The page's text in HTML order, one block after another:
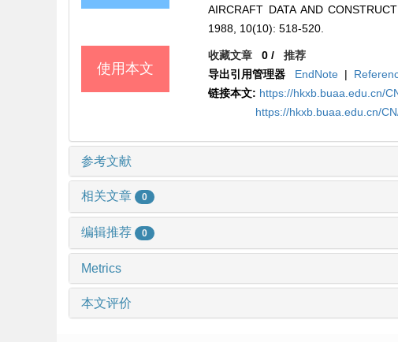
AIRCRAFT DATA AND
1988, 10(10): 518-520.
使用本文
收藏文章 0 /推荐
导出引用管理器
EndNote |
链接本文: https://hkxb.buaa.edu.cn/
https://hkxb.buaa.edu.cn/
参考文献
相关文章 0
编辑推荐 0
Metrics
本文评价